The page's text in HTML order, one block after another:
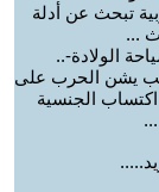
تبحث عن أدلة
ث ...
الولادة-..
يشن الحرب على
الجنسية
...